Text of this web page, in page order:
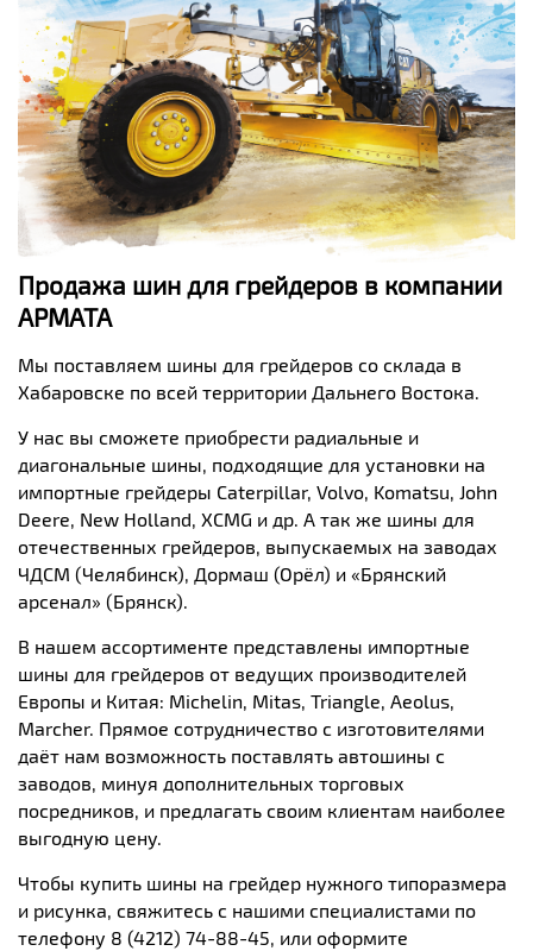
Продажа шин для грейдеров в компании
АРМАТА
Мы поставляем шины для грейдеров со склада в
Хабаровске по всей территории Дальнего Востока.
У нас вы сможете приобрести радиальные и
диагональные шины, подходящие для установки на
импортные грейдеры Caterpillar, Volvo, Komatsu, John
Deere, New Holland, XCMG и др. А так же шины для
отечественных грейдеров, выпускаемых на заводах
ЧДСМ (Челябинск), Дормаш (Орёл) и «Брянский
арсенал» (Брянск).
В нашем ассортименте представлены импортные
шины для грейдеров от ведущих производителей
Европы и Китая: Michelin, Mitas, Triangle, Aeolus,
Marcher. Прямое сотрудничество с изготовителями
даёт нам возможность поставлять автошины с
заводов, минуя дополнительных торговых
посредников, и предлагать своим клиентам наиболее
выгодную цену.
Чтобы купить шины на грейдер нужного типоразмера
и рисунка, свяжитесь с нашими специалистами по
телефону 8 (4212) 74-88-45, или оформите